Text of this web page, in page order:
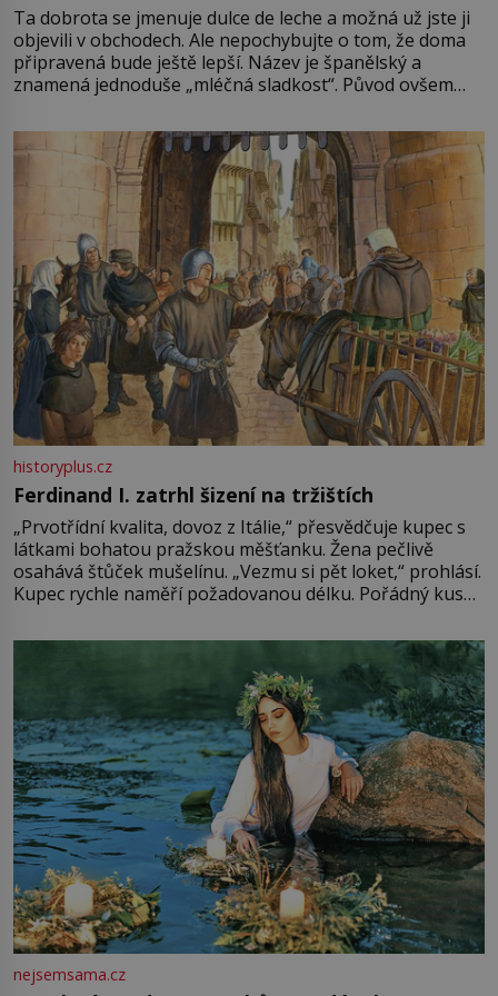
Ta dobrota se jmenuje dulce de leche a možná už jste ji
objevili v obchodech. Ale nepochybujte o tom, že doma
připravená bude ještě lepší. Název je španělský a
znamená jednoduše „mléčná sladkost“. Původ ovšem
pře hned několik latinskoamerických zemí a k tomu
Francie, kde se traduje,
historyplus.cz
Ferdinand I. zatrhl šizení na tržištích
„Prvotřídní kvalita, dovoz z Itálie,“ přesvědčuje kupec s
látkami bohatou pražskou měšťanku. Žena pečlivě
osahává štůček mušelínu. „Vezmu si pět loket,“ prohlásí.
Kupec rychle naměří požadovanou délku. Pořádný kus
milostpaní. Stačí jenom na sukni,“ zhodnotí švadlena
množství růžového mušelínu. „Ošidili vás, podívejte.“
Vezme do ruky dřevěnou
nejsemsama.cz